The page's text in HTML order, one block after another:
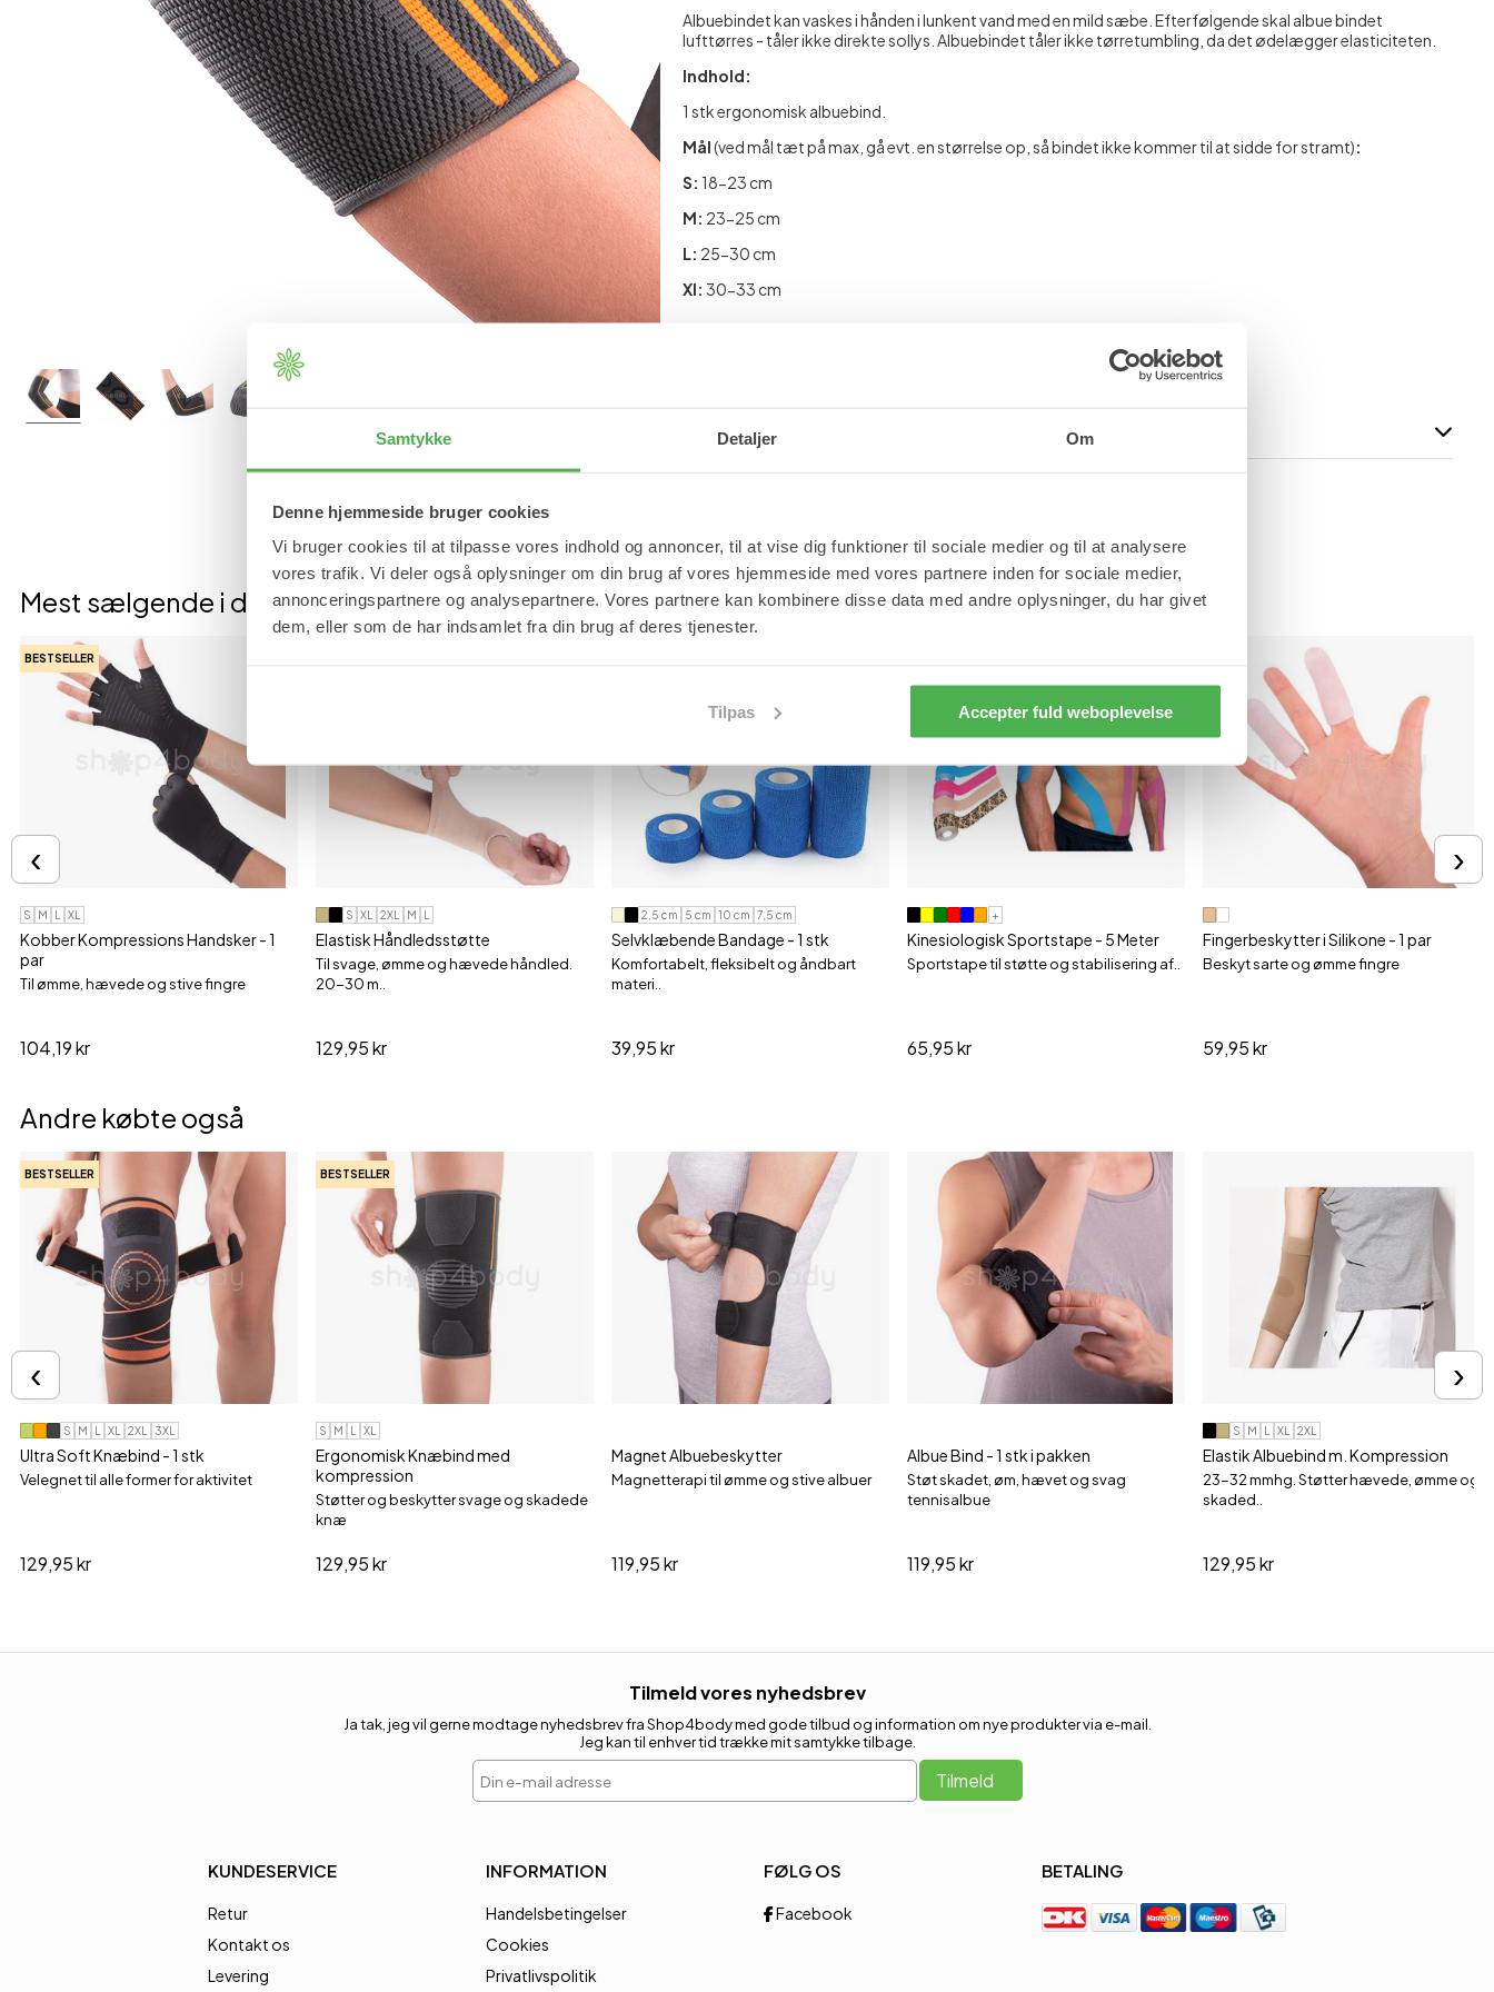
Samtykke Detaljer Om
Denne hjemmeside bruger cookies
Vi bruger cookies til at tilpasse vores indhold og annoncer, til at vise dig funktioner til sociale medier og til at analysere
vores trafik. Vi deler også oplysninger om din brug af vores hjemmeside med vores partnere inden for sociale medier,
annonceringspartnere og analysepartnere. Vores partnere kan kombinere disse data med andre oplysninger, du har givet
dem, eller som de har indsamlet fra din brug af deres tjenester.
Tilpas Accepter fuld weboplevelse
Albuebindet kan vaskes i hånden i lunkent vand med en mild sæbe. Efterfølgende skal albue bindet
lufttørres - tåler ikke direkte sollys. Albuebindet tåler ikke tørretumbling, da det ødelægger elasticiteten.
Indhold:
1 stk ergonomisk albuebind.
Mål(ved mål tæt på max, gå evt. en størrelse op, så bindet ikke kommer til at sidde for stramt):
S: 18-23 cm
M: 23-25 cm
L: 25-30 cm
Xl: 30-33 cm
Materiale
Fingerstøtte Albuestøtte
Mest sælgende i denne kategori
BESTSELLER
S M L XL
Kobber Kompressions Handsker - 1
par
Til ømme, hævede og stive fingre
104,19 kr
S XL 2XL M L
Elastisk Håndledsstøtte
Til svage, ømme og hævede håndled.
20-30 m..
129,95 kr
2,5 cm 5 cm 10 cm 7,5 cm
Selvklæbende Bandage - 1 stk
Komfortabelt, fleksibelt og åndbart
materi..
39,95 kr
+
Kinesiologisk Sportstape - 5 Meter
Sportstape til støtte og stabilisering af..
65,95 kr
Fingerbeskytter i Silikone - 1 par
Beskyt sarte og ømme fingre
59,95 kr
‹ ›
Andre købte også
BESTSELLER
S M L XL 2XL 3XL
Ultra Soft Knæbind - 1 stk
Velegnet til alle former for aktivitet
129,95 kr
BESTSELLER
S M L XL
Ergonomisk Knæbind med
kompression
Støtter og beskytter svage og skadede
knæ
129,95 kr
Magnet Albuebeskytter
Magnetterapi til ømme og stive albuer
119,95 kr
Albue Bind - 1 stk i pakken
Støt skadet, øm, hævet og svag
tennisalbue
119,95 kr
S M L XL 2XL
Elastik Albuebind m. Kompression
23-32 mmhg. Støtter hævede, ømme og
skaded..
129,95 kr
‹ ›
Tilmeld vores nyhedsbrev
Ja tak, jeg vil gerne modtage nyhedsbrev fra Shop4body med gode tilbud og information om nye produkter via e-mail.
Jeg kan til enhver tid trække mit samtykke tilbage.
Din e-mail adresse Tilmeld
KUNDESERVICE
Retur
Kontakt os
Levering
INFORMATION
Handelsbetingelser
Cookies
Privatlivspolitik
FØLG OS
Facebook
BETALING